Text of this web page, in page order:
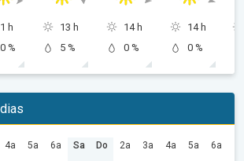
h
%
13 h
5 %
14 h
0 %
14 h
0 %
4a 5a 6a Sa Do 2a 3a 4a 5a 6a